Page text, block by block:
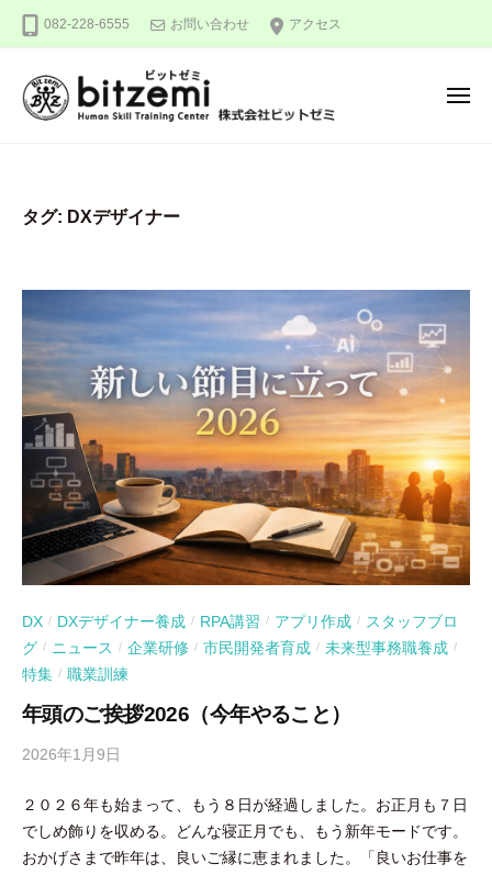
082-228-6555 お問い合わせ アクセス
社
ッ
ト
ゼ
ミ
を
メ
タグ: DXデザイナー
DX / DXデザイナー養成 / RPA講習 / アプリ作成 / スタッフブロ
グ / ニュース / 企業研修 / 市民開発者育成 / 未来型事務職養成 /
特集 / 職業訓練
年頭のご挨拶2026（今年やること）
2026年1月9日
吉
田
豪
２０２６年も始まって、もう８日が経過しました。お正月も７日
でしめ飾りを収める。どんな寝正月でも、もう新年モードです。
おかげさまで昨年は、良いご縁に恵まれました。「良いお仕事を
会
社
ビ
ミ